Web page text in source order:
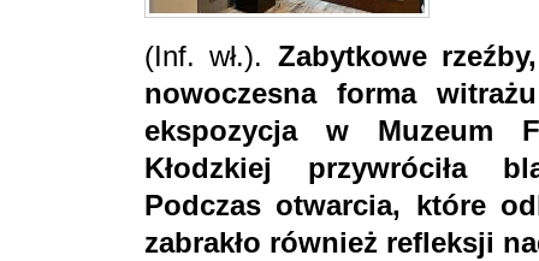
(Inf. wł.). Zabytkowe
nowoczesna forma
ekspozycja w Muzeum
Kłodzkiej przywróciła
Podczas otwarcia, które
zabrakło również refleksji